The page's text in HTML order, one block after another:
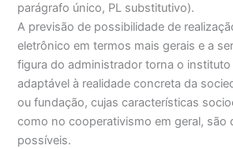
parágrafo único, PL substitutivo).
A previsão de possibilidade de
eletrônico em termos mais gerais e a
figura do administrador torna o instituto
adaptável à realidade concreta da
ou fundação, cujas características
como no cooperativismo em geral, são
possíveis.